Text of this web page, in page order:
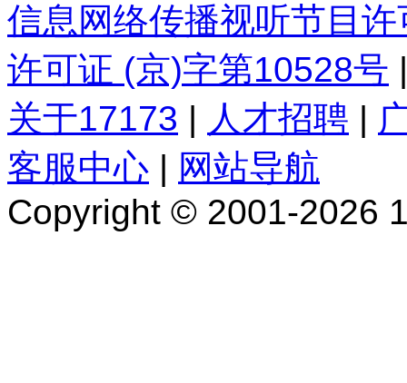
信息网络传播视听节目许
许可证 (京)字第10528号
关于17173 | 人才招聘 |
客服中心 | 网站导航
Copyright © 2001-2026